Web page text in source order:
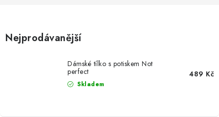
Obchodní podmínky
Zásady zpracování ochrany osobních údajů
Nejprodávanější
Dámské tílko s potiskem Not
perfect
Skladem
489 Kč